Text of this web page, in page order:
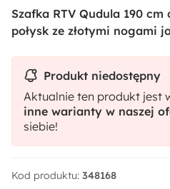
Szafka RTV Qudula 190
połysk ze złotymi nogami
Produkt niedostępny
Aktualnie ten produkt jest
inne warianty w naszej
siebie!
Kod produktu: 348168